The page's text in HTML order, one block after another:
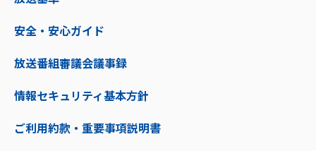
安全・安心ガイド
放送番組審議会議事録
情報セキュリティ基本方針
ご利用約款・重要事項説明書